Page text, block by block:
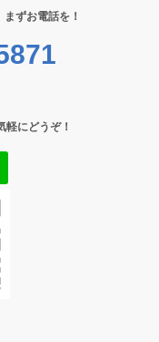
ずお電話を！
軽にどうぞ！